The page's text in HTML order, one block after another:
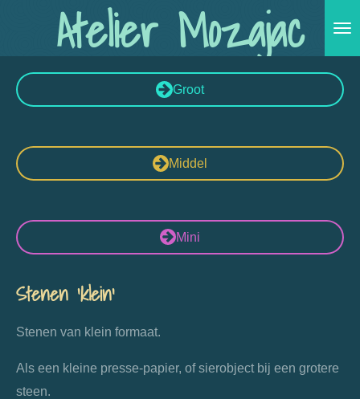
de
hoofdinhoud
Atelier Mozajac
Groot
Middel
Mini
Stenen 'klein'
Stenen van klein formaat.
Als een kleine presse-papier, of sierobject bij een grotere
steen.